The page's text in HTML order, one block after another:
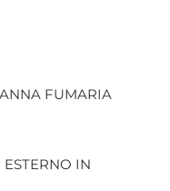
FUMARIA
IN